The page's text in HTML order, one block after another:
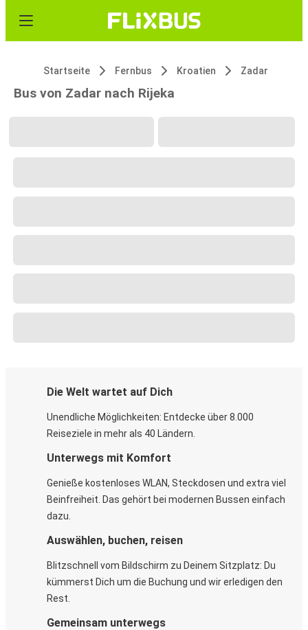
Startseite Fernbus Kroatien Zadar
Bus von Zadar nach Rijeka
Die Welt wartet auf Dich
Unendliche Möglichkeiten: Entdecke über 8.000
Reiseziele in mehr als 40 Ländern.
Unterwegs mit Komfort
Genieße kostenloses WLAN, Steckdosen und extra viel
Beinfreiheit. Das gehört bei modernen Bussen einfach
dazu.
Auswählen, buchen, reisen
Blitzschnell vom Bildschirm zu Deinem Sitzplatz: Du
kümmerst Dich um die Buchung und wir erledigen den
Rest.
Gemeinsam unterwegs